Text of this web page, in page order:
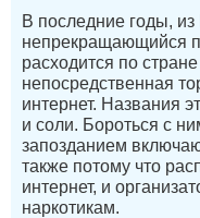
В последние годы,
непрекращающийся
расходится по
непосредственная
интернет. Названия
и соли. Бороться с
запозданием
также потому что
интернет, и
наркотикам.